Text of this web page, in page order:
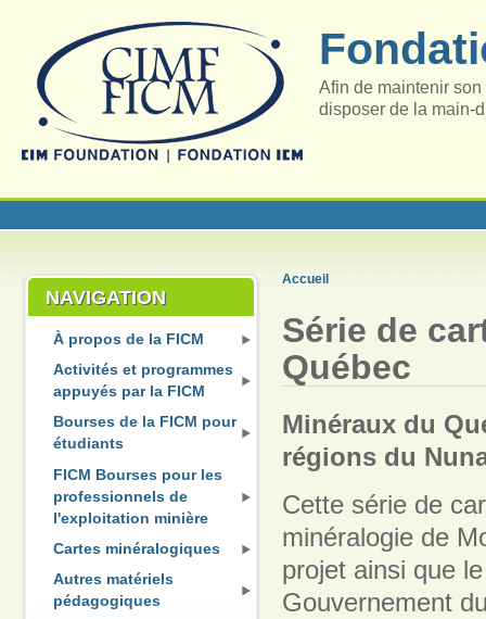
Afin de maintenir
disposer de la main-
NAVIGATION
À propos de la FICM
Activités et programmes
appuyés par la FICM
Bourses de la FICM pour
étudiants
FICM Bourses pour les
professionnels de
l'exploitation minière
Cartes minéralogiques
Autres matériels
pédagogiques
Accueil
Série de
Québec
Minéraux du
régions du
Cette série de
minéralogie de
projet ainsi que
Gouvernement